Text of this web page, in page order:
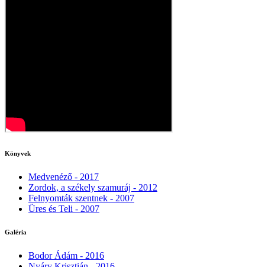
Könyvek
Medvenéző - 2017
Zordok, a székely szamuráj - 2012
Felnyomták szentnek - 2007
Üres és Teli - 2007
Galéria
Bodor Ádám - 2016